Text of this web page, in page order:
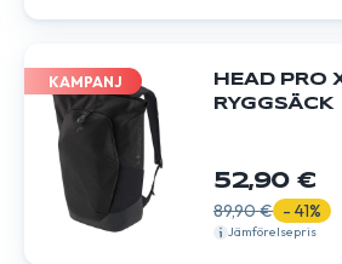
KAMPANJ
HEAD PRO
RYGGSÄCK
52,90 €
89,90 € - 41%
Jämförelsepris